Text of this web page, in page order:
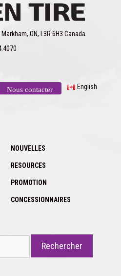
ON, L3R 6H3 Canada
Nous contacter English
NOUVELLES
RESOURCES
PROMOTION
CONCESSIONNAIRES
Rechercher